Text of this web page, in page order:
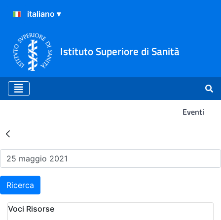
Istituto Superiore di Sanità
Eventi
Risultati della Ricerca -
Ricerca
Voci Risorse